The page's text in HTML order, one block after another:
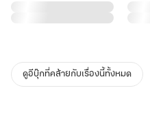
ดูอีบุ๊กที่คล้ายกับเรื่องนี้ทั้งหมด